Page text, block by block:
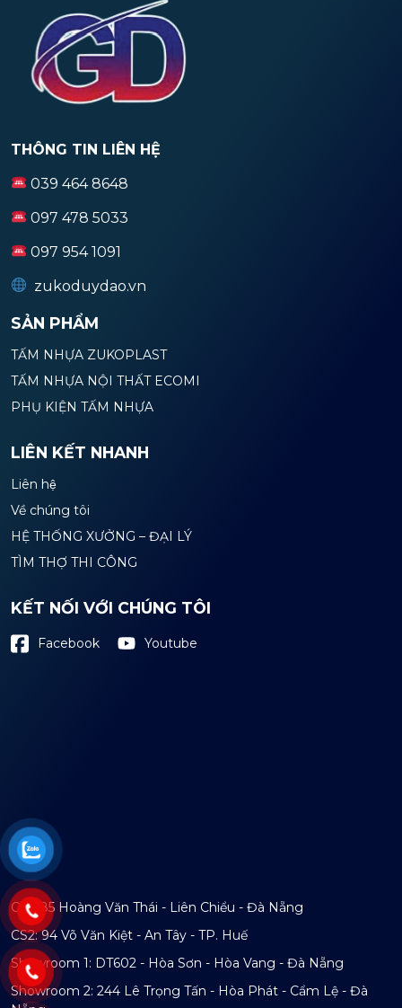
THÔNG TIN LIÊN HỆ
039 464 8648
097 478 5033
097 954 1091
zukoduydao.vn
SẢN PHẨM
TẤM NHỰA ZUKOPLAST
TẤM NHỰA NỘI THẤT ECOMI
PHỤ KIỆN TẤM NHỰA
LIÊN KẾT NHANH
Liên hệ
Về chúng tôi
HỆ THỐNG XƯỞNG – ĐẠI LÝ
TÌM THỢ THI CÔNG
KẾT NỐI VỚI CHÚNG TÔI
Facebook Youtube
CS1: 85 Hoàng Văn Thái - Liên Chiểu - Đà Nẵng
CS2: 94 Võ Văn Kiệt - An Tây - TP. Huế
Showroom 1: DT602 - Hòa Sơn - Hòa Vang - Đà Nẵng
Showroom 2: 244 Lê Trọng Tấn - Hòa Phát - Cẩm Lệ - Đà